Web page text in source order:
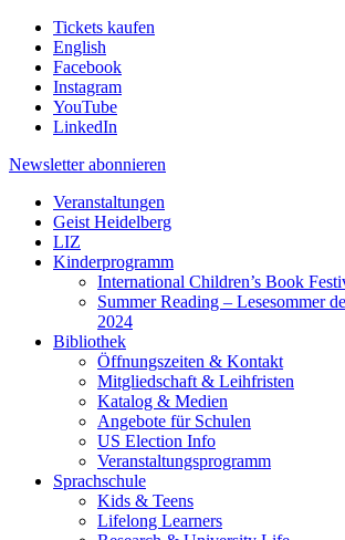
Tickets kaufen
English
Facebook
Instagram
YouTube
LinkedIn
Newsletter abonnieren
Veranstaltungen
Geist Heidelberg
LIZ
Kinderprogramm
International Children’s Book
Summer Reading – Lesesommer
2024
Bibliothek
Öffnungszeiten & Kontakt
Mitgliedschaft & Leihfristen
Katalog & Medien
Angebote für Schulen
US Election Info
Veranstaltungsprogramm
Sprachschule
Kids & Teens
Lifelong Learners